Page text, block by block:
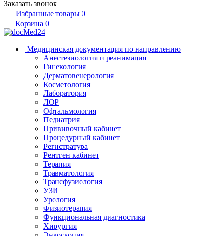
Заказать звонок
Избранные товары 0
Корзина 0
Медицинская документация по направлению
Анестезиология и реанимация
Гинекология
Дерматовенерология
Косметология
Лаборатория
ЛОР
Офтальмология
Педиатрия
Прививочный кабинет
Процедурный кабинет
Регистратура
Рентген кабинет
Терапия
Травматология
Трансфузиология
УЗИ
Урология
Физиотерапия
Функциональная диагностика
Хирургия